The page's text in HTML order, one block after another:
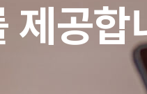
제공합